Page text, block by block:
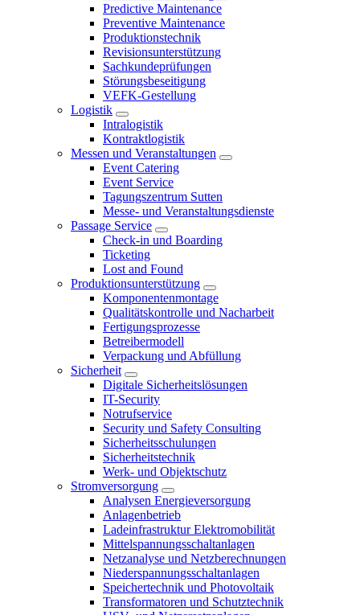
Predictive Maintenance
Preventive Maintenance
Produktionstechnik
Revisionsunterstützung
Sachkundeprüfungen
Störungsbeseitigung
VEFK-Gestellung
Logistik
Intralogistik
Kontraktlogistik
Messen und Veranstaltungen
Event Catering
Event Service
Tagungszentrum Sutten
Messe- und Veranstaltungsdienste
Passage Service
Check-in und Boarding
Ticketing
Lost and Found
Produktionsunterstützung
Komponentenmontage
Qualitätskontrolle und Nacharbeit
Fertigungsprozesse
Betreibermodell
Verpackung und Abfüllung
Sicherheit
Digitale Sicherheitslösungen
IT-Security
Notrufservice
Security und Safety Consulting
Sicherheitsschulungen
Sicherheitstechnik
Werk- und Objektschutz
Stromversorgung
Analysen Energieversorgung
Anlagenbetrieb
Ladeinfrastruktur Elektromobilität
Mittelspannungsschaltanlagen
Netzanalyse und Netzberechnungen
Niederspannungsschaltanlagen
Speichertechnik und Photovoltaik
Transformatoren und Schutztechnik